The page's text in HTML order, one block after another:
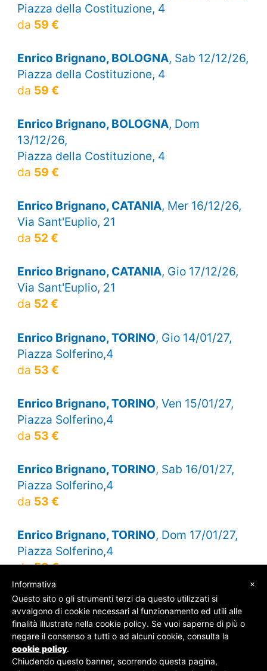
Piazza della Costituzione, 4
da 59 €
Enrico Brignano, BOLOGNA, Sab 12/12/26,
Piazza della Costituzione, 4
da 59 €
Enrico Brignano, BOLOGNA, Dom
13/12/26,
Piazza della Costituzione, 4
da 59 €
Enrico Brignano, CATANIA, Mer 16/12/26,
Via Sant'Euplio, 21
da 52 €
Enrico Brignano, CATANIA, Gio 17/12/26,
Via Sant'Euplio, 21
da 52 €
Enrico Brignano, TORINO, Gio 14/01/27,
Piazza Solferino,4
da 53 €
Enrico Brignano, TORINO, Ven 15/01/27,
Piazza Solferino,4
da 53 €
Enrico Brignano, TORINO, Sab 16/01/27,
Piazza Solferino,4
da 53 €
Enrico Brignano, TORINO, Dom 17/01/27,
Piazza Solferino,4
da53 €
© SOS Biglietti - P.Iva 09162100961 -Chi Siamo
Contatti-Privacy Policy
×
Informativa
Questo sito o gli strumenti terzi da questo utilizzati si
avvalgono di cookie necessari al funzionamento ed utili alle
finalità illustrate nella cookie policy. Se vuoi saperne di più o
negare il consenso a tutti o ad alcuni cookie, consulta la
cookie policy.
Chiudendo questo banner, scorrendo questa pagina,